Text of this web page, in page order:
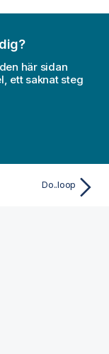
här sidan
ett saknat steg
Do..loop